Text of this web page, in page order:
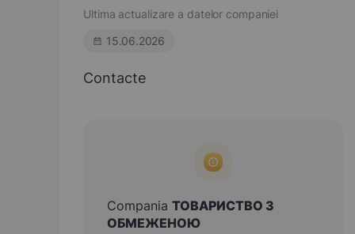
Ultima actualizare a datelor companiei
15.06.2026
Contacte
Compania ТОВАРИСТВО З
ОБМЕЖЕНОЮ